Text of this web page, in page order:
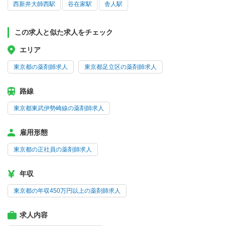
西新井大師西駅 谷在家駅 舎人駅
この求人と似た求人をチェック
エリア
東京都の薬剤師求人 東京都足立区の薬剤師求人
路線
東京都東武伊勢崎線の薬剤師求人
雇用形態
東京都の正社員の薬剤師求人
年収
東京都の年収450万円以上の薬剤師求人
求人内容